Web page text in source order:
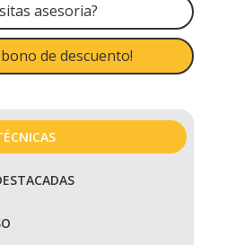
asesoria?
de descuento!